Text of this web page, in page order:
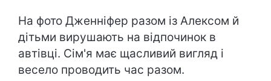
На фото Дженніфер разом із Алексом й
дітьми вирушають на відпочинок в
автівці. Сім'я має щасливий вигляд і
весело проводить час разом.